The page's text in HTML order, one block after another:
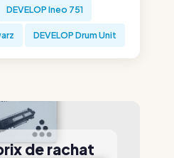
DEVELOP Ineo 751
DEVELOP Drum Unit
de rachat